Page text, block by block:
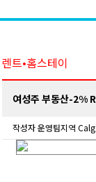
렌트•홈스테이
여성주 부동산-2%
작성자운영팀지역